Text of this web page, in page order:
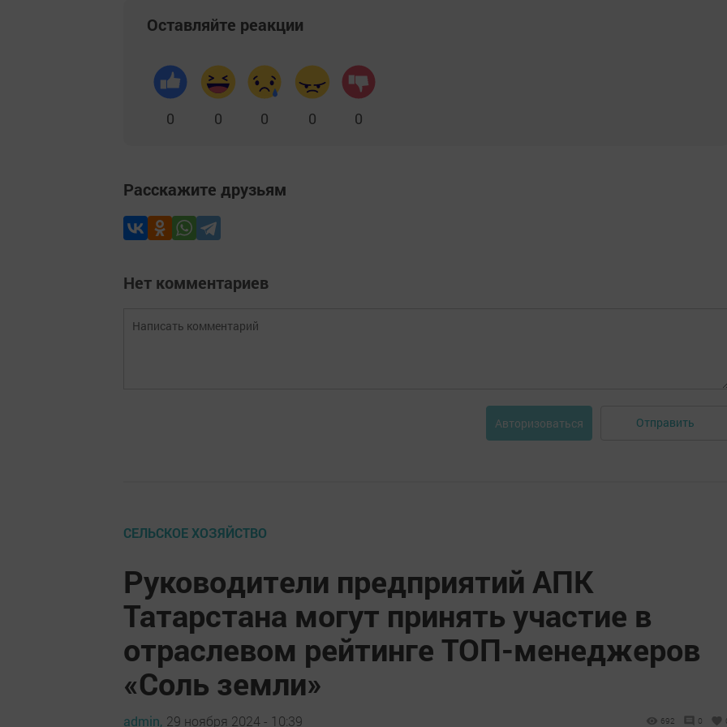
Оставляйте реакции
0 0 0 0 0
Расскажите друзьям
Нет комментариев
Авторизоваться Отправить
СЕЛЬСКОЕ ХОЗЯЙСТВО
Руководители предприятий АПК
Татарстана могут принять участие в
отраслевом рейтинге ТОП-менеджеров
«Соль земли»
admin, 29 ноября 2024 - 10:39 692 0